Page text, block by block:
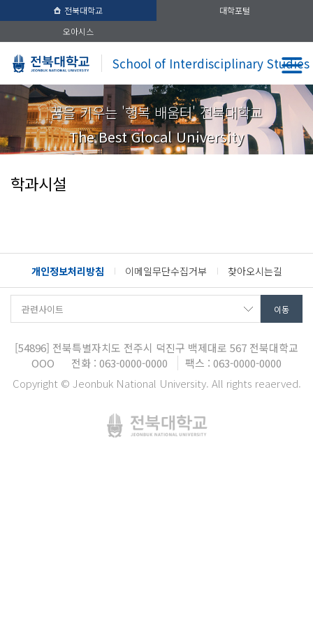
전북대학교
대학포털
오아시스
School of Interdisciplinary Studies
꿈을 키우는 '행복 배움터' 전북대학교
The Best Glocal University
학과시설
개인정보처리방침 이메일무단수집거부 찾아오시는길
[54896] 전북특별자치도 전주시 덕진구 백제대로 567 전북대학교
OOO
전화 : 063-0000-0000
팩스 : 063-0000-0000
Copyright © Jeonbuk National University. All rights reaerved.